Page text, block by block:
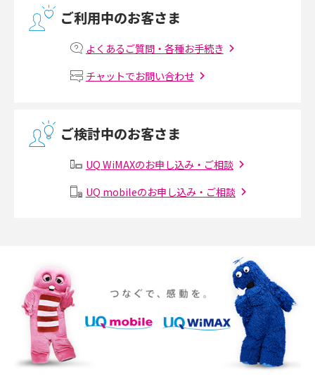
マンションで光回線の利用を始める手順は？設備状況の確認方法も解説
Wi-Fiルーターの設定方法をわかりやすく解説！事前に準備すべきものも紹
無線LANとは？メリット・デメリットや接続方法を解説
メッシュWi-Fiとは？仕組みやメリット・デメリット、中継機との違いを解
ポケット型Wi-Fiをレンタルするメリットとは？選び方や向いている方の特
徴も紹介
持ち運びできるポケット型Wi-Fiのおススメの選び方は？メリット・デメリ
ットも紹介
ご利用中のお客さま
よくあるご質問・各種お手続き
チャットでお問い合わせ
ご検討中のお客さま
UQ WiMAXのお申し込み・ご相談
UQ mobileのお申し込み・ご相談